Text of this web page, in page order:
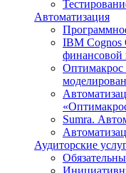
Автоматизация
IBM Cognos
Оптимакрос
Sumra.
Аудиторские